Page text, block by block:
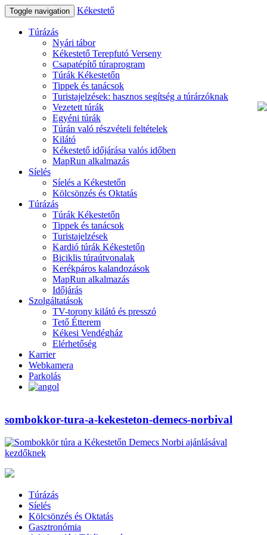
Toggle navigation Kékestető
Túrázás
Nyári tábor
Kékestető Terepfutó Verseny
Csapatépítő túraprogram
Túrák Kékestetőn
Tippek és tanácsok
Turistajelzések: hasznos segítség a túrárzóknak
Vezetett túrák
Egyéni túrák
Túrán való részvételi feltételek
Kilátó
Kékestető időjárása valós időben
MapRun alkalmazás
Síelés
Síelés a Kékestetőn
Kölcsönzés és Oktatás
Túrázás
Túrák Kékestetőn
Tippek és tanácsok
Turistajelzések
Kardió túrák Kékestetőn
Biciklis túraútvonalak
Kerékpáros kalandozások
MapRun alkalmazás
Időjárás
Szolgáltatások
TV-torony kilátó és presszó
Tető Étterem
Kékesi Vendégház
Elérhetőség
Karrier
Webkamera
Parkolás
sombokkor-tura-a-kekesteton-demecs-norbival
Túrázás
Síelés
Kölcsönzés és Oktatás
Gasztronómia